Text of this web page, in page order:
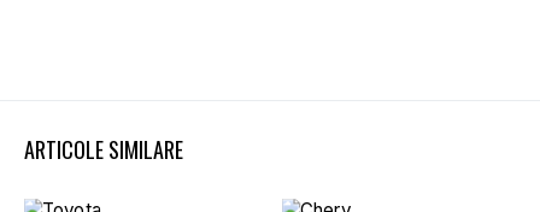
ARTICOLE SIMILARE